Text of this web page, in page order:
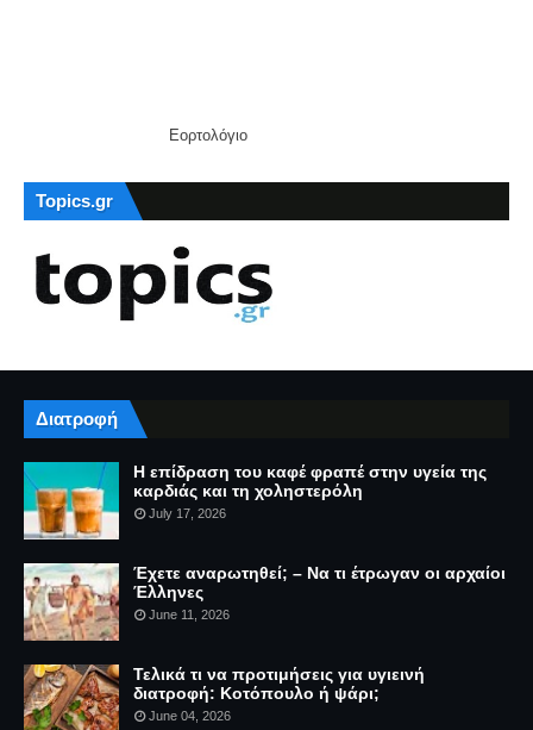
Εορτολόγιο
Topics.gr
Διατροφή
Η επίδραση του καφέ φραπέ στην υγεία της
καρδιάς και τη χοληστερόλη
July 17, 2026
Έχετε αναρωτηθεί; – Να τι έτρωγαν οι αρχαίοι
Έλληνες
June 11, 2026
Τελικά τι να προτιμήσεις για υγιεινή
διατροφή: Κοτόπουλο ή ψάρι;
June 04, 2026